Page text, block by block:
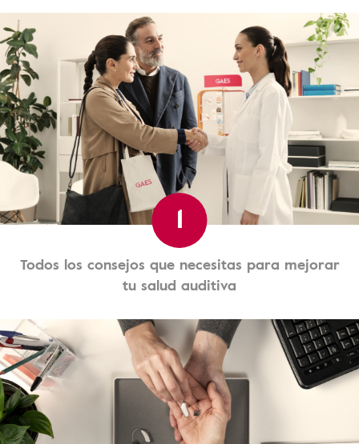
1
Todos los consejos que necesitas para mejorar
tu salud auditiva